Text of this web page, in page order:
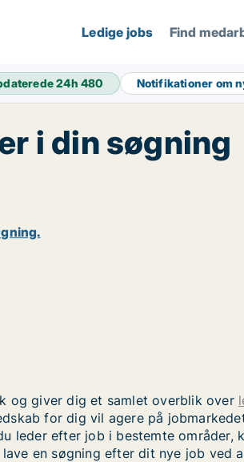
Ledige jobs Find
24h480 Notifikationer om
i din søgning
og giver dig et samlet overblik over
for dig vil agere på
leder efter job i bestemte områder,
en søgning efter dit nye job ved